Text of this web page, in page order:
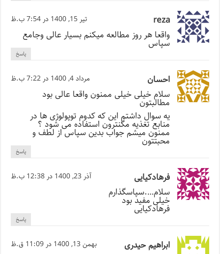
reza تیر 15, 1400 در 7:54 ب.ظ
واقعا هر روز مطالعه میکنم بسیار عالی وجامع
سپاس
پاسخ
احسان مرداد 4, 1400 در 7:22 ب.ظ
سلام خیلی خیلی ممنون واقعا عالی بود
مطالبتون
یه سوال داشتم این که کدوم توپولوژی ها در
منابع تغذیه مگنترون استفاده می شود ؟
ممنون میشم جواب بدین سپاس از لطف و
محبتتون
پاسخ
فرهادکیایی آذر 23, 1400 در 12:38 ب.ظ
سلام….سپاسگذارم
خیلی مفید بود
فرهادکیایی
پاسخ
ابراهیم حیدری بهمن 13, 1400 در 11:09 ق.ظ